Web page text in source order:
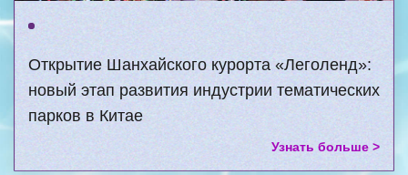
Открытие Шанхайского курорта «Леголенд»:
новый этап развития индустрии тематических
парков в Китае
Узнать больше >